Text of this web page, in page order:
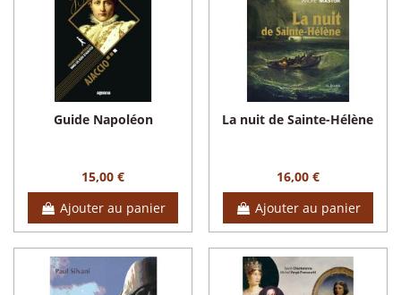
Guide Napoléon
15,00 €
Ajouter au panier
La nuit de Sainte-Hélène
16,00 €
Ajouter au panier